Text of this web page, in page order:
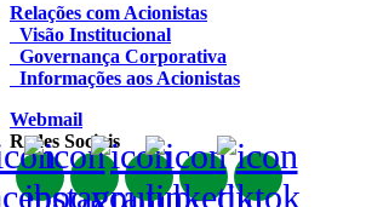
Relações com Acionistas
Visão Institucional
Governança Corporativa
Informações aos Acionistas
Webmail
Redes Sociais